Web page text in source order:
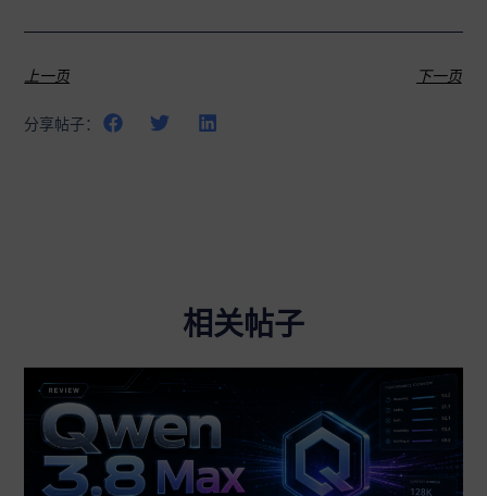
上一页 下一页
分享帖子：
相关帖子